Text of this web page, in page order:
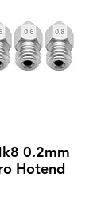
0.2mm
Hotend